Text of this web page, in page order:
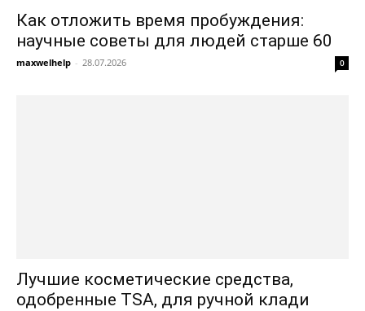
Как отложить время пробуждения:
научные советы для людей старше 60
maxwelhelp - 28.07.2026 0
Лучшие косметические средства,
одобренные TSA, для ручной клади